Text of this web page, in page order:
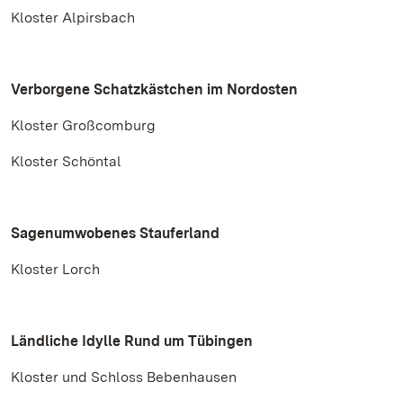
Kloster Alpirsbach
Verborgene Schatzkästchen im Nordosten
Kloster Großcomburg
Kloster Schöntal
Sagenumwobenes Stauferland
Kloster Lorch
Ländliche Idylle Rund um Tübingen
Kloster und Schloss Bebenhausen